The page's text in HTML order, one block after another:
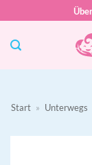
springen
Start » Unterwegs